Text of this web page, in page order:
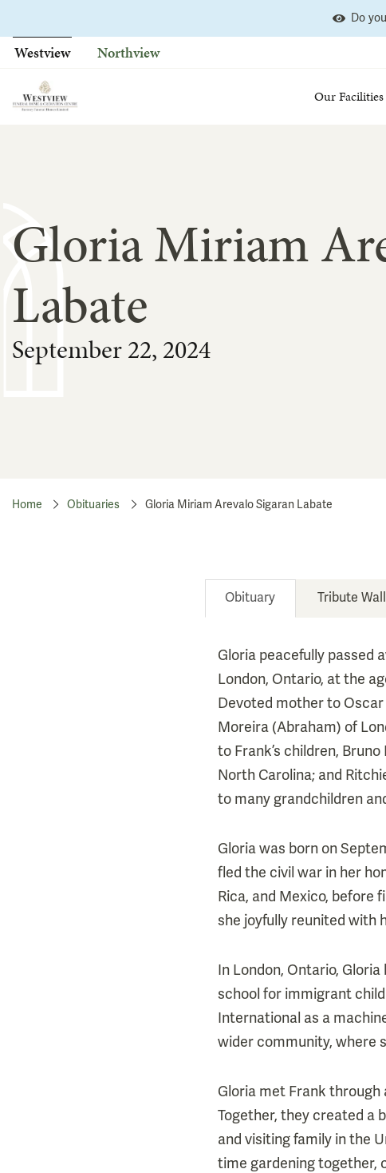
to
content
Do
Westview Northview
Our Facilities
Gloria Miriam
Labate
September 22, 2024
Home Obituaries Gloria Miriam Arevalo Sigaran Labate
Obituary Tribute Wall
Gloria peacefully passed
London, Ontario, at the
Devoted mother to
Moreira (Abraham) of
to Frank’s children,
North Carolina; and
to many grandchildren
Gloria was born on
fled the civil war in her
Rica, and Mexico, before
she joyfully reunited with
In London, Ontario,
school for immigrant
International as a
wider community, where
Gloria met Frank through
Together, they created a
and visiting family in the
time gardening together,